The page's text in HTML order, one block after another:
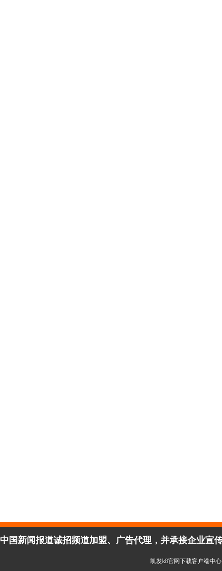
中国新闻报道诚招频道加盟、广告代理，并承接企业宣
凯发k8官网下载客户端中